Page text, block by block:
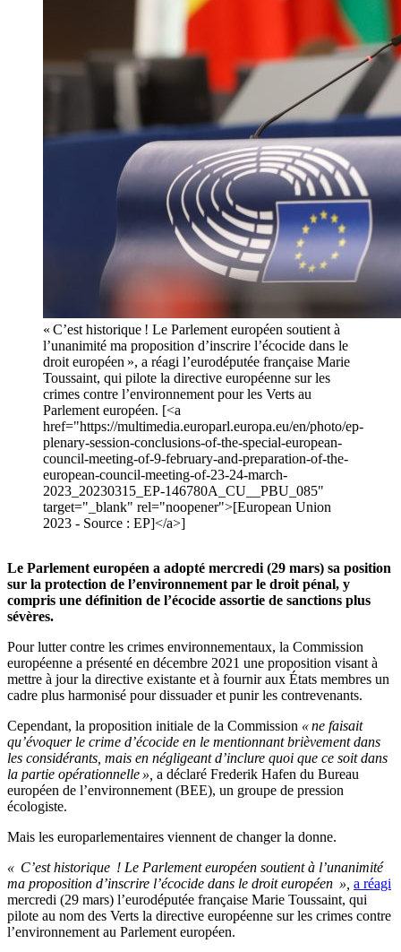
« C’est historique ! Le Parlement européen soutient à
l’unanimité ma proposition d’inscrire l’écocide dans le
droit européen », a réagi l’eurodéputée française Marie
Toussaint, qui pilote la directive européenne sur les
crimes contre l’environnement pour les Verts au
Parlement européen. [<a
href="https://multimedia.europarl.europa.eu/en/photo/ep-
plenary-session-conclusions-of-the-special-european-
council-meeting-of-9-february-and-preparation-of-the-
european-council-meeting-of-23-24-march-
2023_20230315_EP-146780A_CU__PBU_085"
target="_blank" rel="noopener">[European Union
2023 - Source : EP]</a>]
Le Parlement européen a adopté mercredi (29 mars) sa position
sur la protection de l’environnement par le droit pénal, y
compris une définition de l’écocide assortie de sanctions plus
sévères.
Pour lutter contre les crimes environnementaux, la Commission
européenne a présenté en décembre 2021 une proposition visant à
mettre à jour la directive existante et à fournir aux États membres un
cadre plus harmonisé pour dissuader et punir les contrevenants.
Cependant, la proposition initiale de la Commission « ne faisait
qu’évoquer le crime d’écocide en le mentionnant brièvement dans
les considérants, mais en négligeant d’inclure quoi que ce soit dans
la partie opérationnelle », a déclaré Frederik Hafen du Bureau
européen de l’environnement (BEE), un groupe de pression
écologiste.
Mais les europarlementaires viennent de changer la donne.
« C’est historique ! Le Parlement européen soutient à l’unanimité
ma proposition d’inscrire l’écocide dans le droit européen », a réagi
mercredi (29 mars) l’eurodéputée française Marie Toussaint, qui
pilote au nom des Verts la directive européenne sur les crimes contre
l’environnement au Parlement européen.